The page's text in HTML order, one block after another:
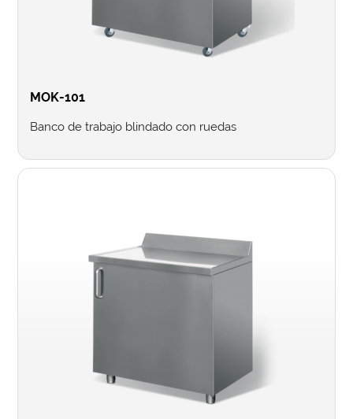
MOK-101
Banco de trabajo blindado con ruedas